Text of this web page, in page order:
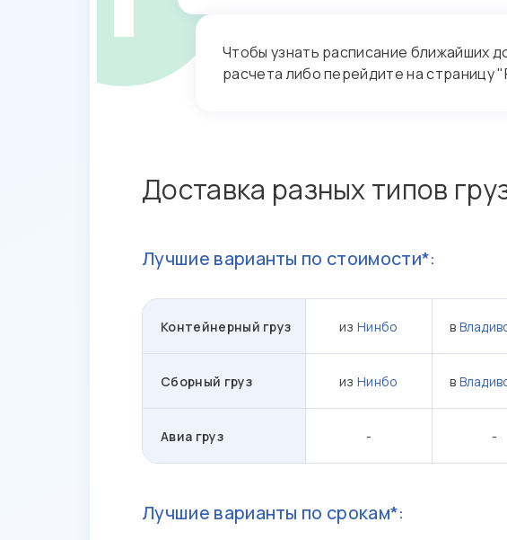
Чтобы узнать расписание ближайших
расчета либо перейдите на страницу
Доставка разных типов
Лучшие варианты по стоимости*:
Контейнерный груз из Нинбо в
Сборный груз из Нинбо в
Авиа груз - -
Лучшие варианты по срокам*: